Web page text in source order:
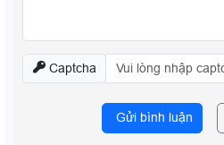
Captcha
Gửi bình luận